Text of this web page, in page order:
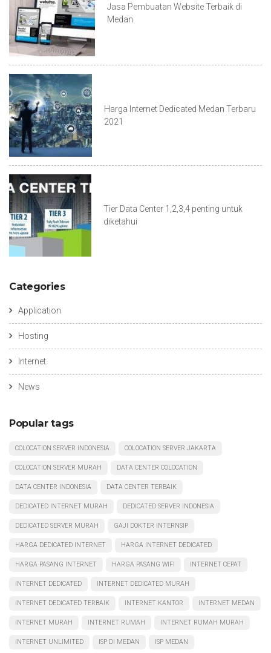
Jasa Pembuatan Website Terbaik di
Medan
Harga Internet Dedicated Medan Terbaru
2021
Tier Data Center 1,2,3,4 penting untuk
diketahui
Categories
Application
Hosting
Internet
News
Popular tags
COLOCATION SERVER INDONESIA COLOCATION SERVER JAKARTA
COLOCATION SERVER MURAH DATA CENTER COLOCATION
DATA CENTER INDONESIA DATA CENTER TERBAIK
DEDICATED INTERNET MURAH DEDICATED SERVER INDONESIA
DEDICATED SERVER MURAH GAJI DOKTER INTERNSIP
HARGA DEDICATED INTERNET HARGA INTERNET DEDICATED
HARGA PASANG INTERNET HARGA PASANG WIFI INTERNET CEPAT
INTERNET DEDICATED INTERNET DEDICATED MURAH
INTERNET DEDICATED TERBAIK INTERNET KANTOR INTERNET MEDAN
INTERNET MURAH INTERNET RUMAH INTERNET RUMAH MURAH
INTERNET UNLIMITED ISP DI MEDAN ISP MEDAN